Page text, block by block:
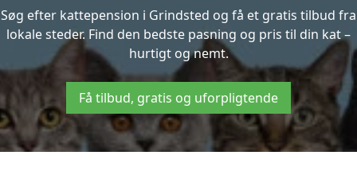
Søg efter kattepension i Grindsted og få et gratis tilbud fra
lokale steder. Find den bedste pasning og pris til din kat –
hurtigt og nemt.
Få tilbud, gratis og uforpligtende